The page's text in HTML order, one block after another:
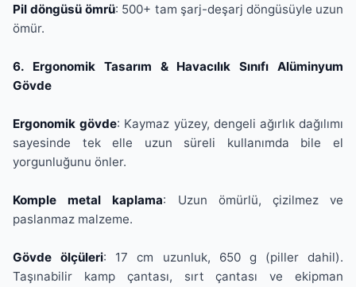
Pil döngüsü ömrü: 500+ tam şarj-deşarj döngüsüyle uzun
ömür.
6. Ergonomik Tasarım & Havacılık Sınıfı Alüminyum
Gövde
Ergonomik gövde: Kaymaz yüzey, dengeli ağırlık dağılımı
sayesinde tek elle uzun süreli kullanımda bile el
yorgunluğunu önler.
Komple metal kaplama: Uzun ömürlü, çizilmez ve
paslanmaz malzeme.
Gövde ölçüleri: 17 cm uzunluk, 650 g (piller dahil).
Taşınabilir kamp çantası, sırt çantası ve ekipman